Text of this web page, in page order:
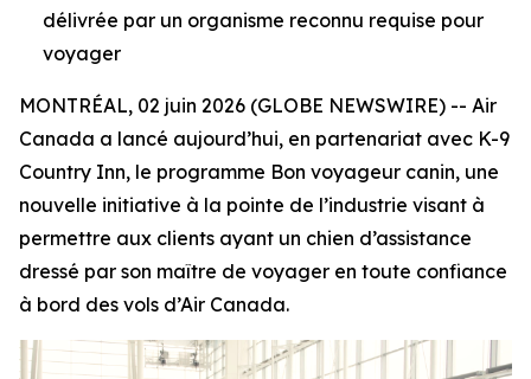
délivrée par un organisme reconnu requise pour
voyager
MONTRÉAL, 02 juin 2026 (GLOBE NEWSWIRE) -- Air
Canada a lancé aujourd’hui, en partenariat avec K-9
Country Inn, le programme Bon voyageur canin, une
nouvelle initiative à la pointe de l’industrie visant à
permettre aux clients ayant un chien d’assistance
dressé par son maître de voyager en toute confiance
à bord des vols d’Air Canada.